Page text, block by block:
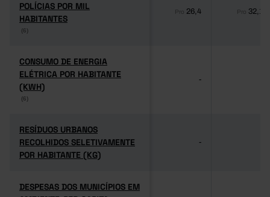
POLÍCIAS POR MIL
HABITANTES
(6)
POLÍCIAS POR MIL
HABITANTES
(6)
Pro 26,4 Pro 32,1
CONSUMO DE ENERGIA
ELÉTRICA POR HABITANTE
(KWH)
(6)
CONSUMO DE ENERGIA
ELÉTRICA POR HABITANTE
(KWH)
(6)
-
RESÍDUOS URBANOS
RECOLHIDOS SELETIVAMENTE
POR HABITANTE (KG)
RESÍDUOS URBANOS
RECOLHIDOS SELETIVAMENTE
POR HABITANTE (KG)
-
DESPESAS DOS MUNICÍPIOS EM
DESPESAS DOS MUNICÍPIOS EM